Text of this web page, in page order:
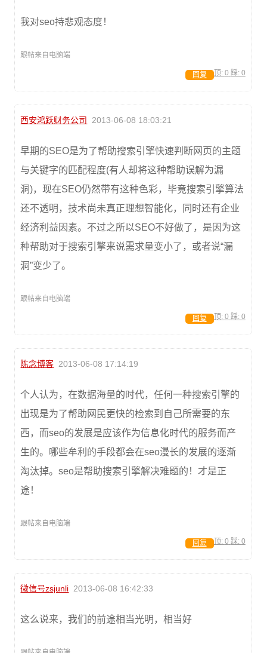
我对seo持悲观态度！
跟帖来自电脑端
顶: 0 踩: 0
回复
西安鸿跃财务公司 2013-06-08 18:03:21
早期的SEO是为了帮助搜索引擎快速判断网页的主题
与关键字的匹配程度(有人却将这种帮助误解为漏
洞)，现在SEO仍然带有这种色彩，毕竟搜索引擎算法
还不透明，技术尚未真正理想智能化，同时还有企业
经济利益因素。不过之所以SEO不好做了，是因为这
种帮助对于搜索引擎来说需求量变小了，或者说“漏
洞”变少了。
跟帖来自电脑端
顶: 0 踩: 0
回复
陈念博客 2013-06-08 17:14:19
个人认为，在数据海量的时代，任何一种搜索引擎的
出现是为了帮助网民更快的检索到自己所需要的东
西，而seo的发展是应该作为信息化时代的服务而产
生的。哪些牟利的手段都会在seo漫长的发展的逐渐
淘汰掉。seo是帮助搜索引擎解决难题的！才是正
途！
跟帖来自电脑端
顶: 0 踩: 0
回复
微信号zsjunli 2013-06-08 16:42:33
这么说来，我们的前途相当光明，相当好